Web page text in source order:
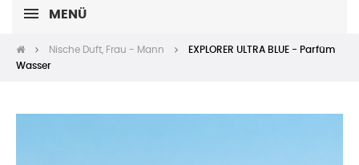
MENÜ
Nische Duft, Frau - Mann
EXPLORER ULTRA BLUE - Parfüm
Wasser